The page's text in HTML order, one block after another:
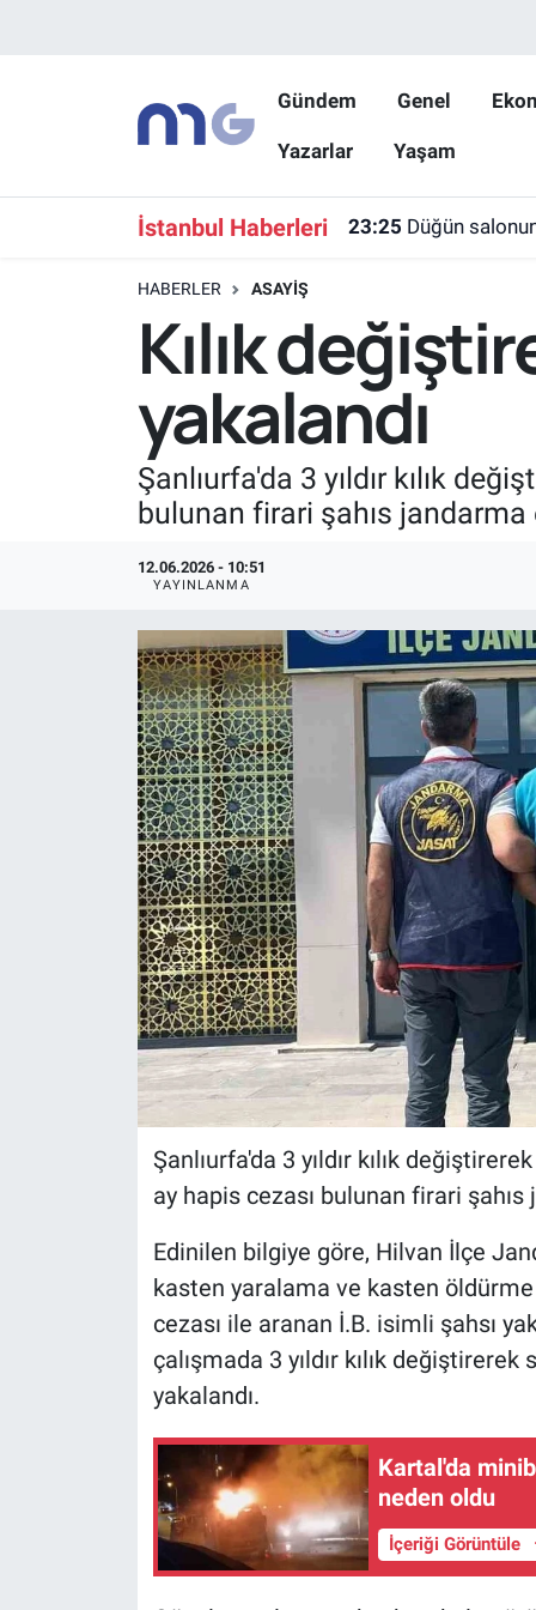
Gündem Genel
Yazarlar Yaşam
İstanbul Haberleri 23:25 Düğün
HABERLER ASAYIŞ
Kılık
yakalandı
Şanlıurfa'da 3 yıldır kılık
bulunan firari şahıs
12.06.2026 - 10:51
YAYINLANMA
Şanlıurfa'da 3 yıldır kılık
ay hapis cezası bulunan firari
Edinilen bilgiye göre, Hilvan İlçe
kasten yaralama ve kasten
cezası ile aranan İ.B. isimli şahsı
çalışmada 3 yıldır kılık
yakalandı.
Kartal'da
neden oldu
İçeriği Görüntüle
Hava Durumu
İstanbul Namaz Vakitleri
Süper Lig Puan Durumu ve Fikstür
Son Dakika Haberleri
Haber Arşivi